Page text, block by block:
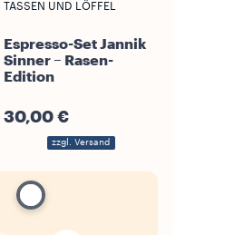
TASSEN UND LÖFFEL
Espresso-Set Jannik
Sinner – Rasen-
Edition
30,00 €
zzgl. Versand